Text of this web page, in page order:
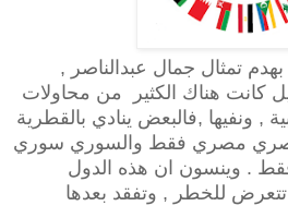
تمثال جمال عبدالناصر ,
كانت هناك الكثير من محاولات
, ونفيها ,فالبعض ينادي بالقطرية
مصري فقط والسوري سوري
. وينسون ان هذه الدول
للخطر , وتفقد بعدها